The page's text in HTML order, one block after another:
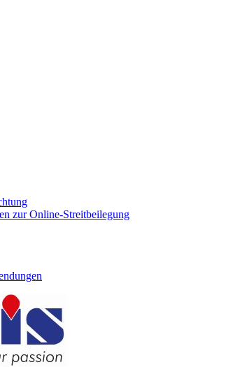
zur Online-Streitbeilegung